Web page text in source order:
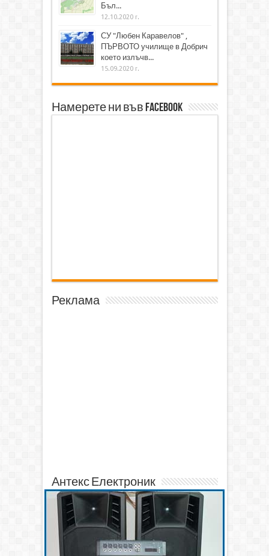
Бъл...
12.10.2020 г.
СУ "Любен Каравелов" ,
ПЪРВОТО училище в Добрич
което излъчв...
15.09.2020 г.
Намерете ни във Facebook
Реклама
Антекс Електроник